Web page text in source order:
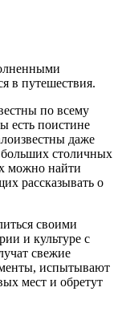
в путешествия.
по всему
есть поистине
даже
столичных
можно найти
рассказывать о
своими
и культуре с
свежие
испытывают
мест и обретут